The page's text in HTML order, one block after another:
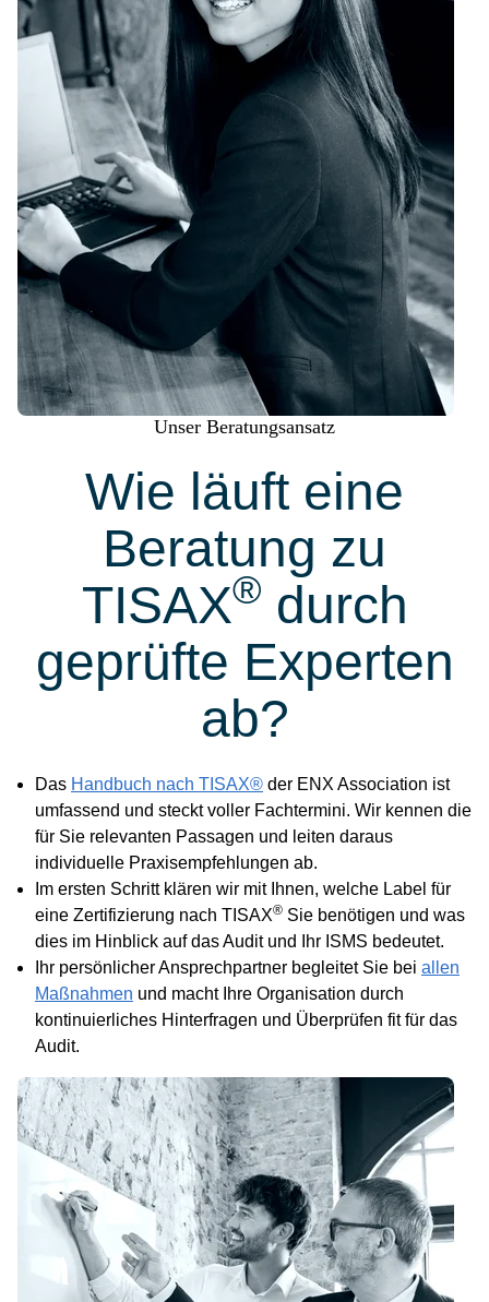
Unser Beratungsansatz
Wie läuft eine
Beratung zu
TISAX® durch
geprüfte Experten
ab?
Das Handbuch nach TISAX® der ENX Association ist
umfassend und steckt voller Fachtermini. Wir kennen die
für Sie relevanten Passagen und leiten daraus
individuelle Praxisempfehlungen ab.
Im ersten Schritt klären wir mit Ihnen, welche Label für
eine Zertifizierung nach TISAX® Sie benötigen und was
dies im Hinblick auf das Audit und Ihr ISMS bedeutet.
Ihr persönlicher Ansprechpartner begleitet Sie bei allen
Maßnahmen und macht Ihre Organisation durch
kontinuierliches Hinterfragen und Überprüfen fit für das
Audit.